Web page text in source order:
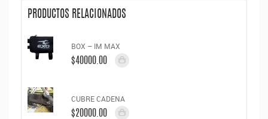
PRODUCTOS RELACIONADOS
BOX – IM MAX
$40000.00
CUBRE CADENA
$20000.00